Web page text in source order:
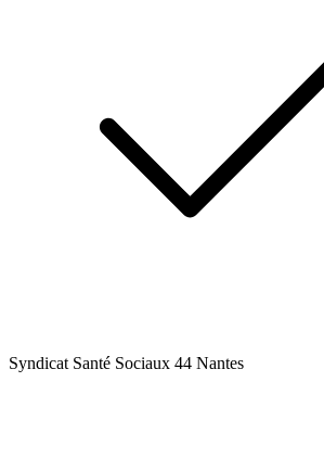
Syndicat Santé Sociaux 44 Nantes